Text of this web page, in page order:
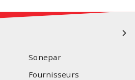
Sonepar
Fournisseurs